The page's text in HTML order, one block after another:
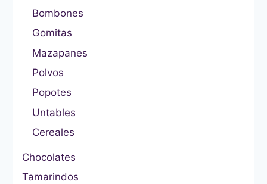
Bombones
Gomitas
Mazapanes
Polvos
Popotes
Untables
Cereales
Chocolates
Tamarindos